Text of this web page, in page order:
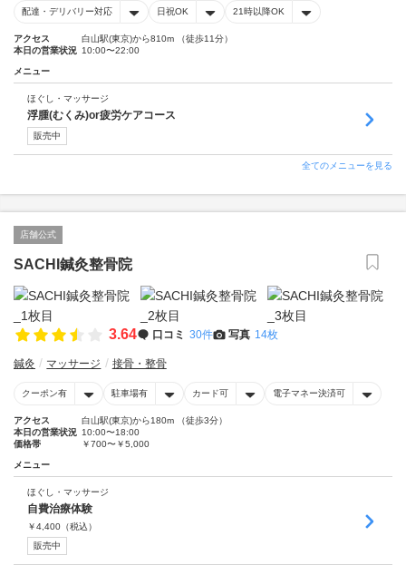
配達・デリバリー対応 日祝OK 21時以降OK
アクセス
白山駅(東京)から810m （徒歩11分）
本日の営業状況 10:00〜22:00
メニュー
ほぐし・マッサージ
浮腫(むくみ)or疲労ケアコース
販売中
全てのメニューを見る
店舗公式
SACHI鍼灸整骨院
3.64 口コミ 30件 写真 14枚
鍼灸 マッサージ 接骨・整骨
クーポン有 駐車場有 カード可 電子マネー決済可
アクセス
白山駅(東京)から180m （徒歩3分）
本日の営業状況 10:00〜18:00
価格帯
￥700〜￥5,000
メニュー
ほぐし・マッサージ
自費治療体験
￥4,400 （税込）
販売中